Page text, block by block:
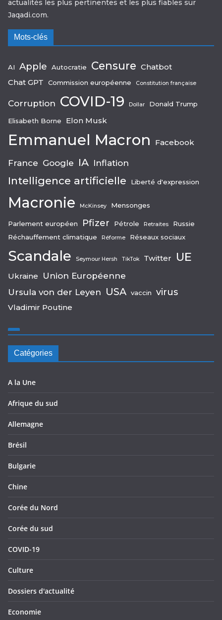
actualités les plus pertinentes et les plus fiables sur
Jaqadi.com.
Mots-clés
AI Apple Autocratie Censure Chatbot
Chat GPT
Commission européenne Constitution française
Corruption COVID-19 Dollar Donald Trump
Elisabeth Borne Elon Musk
Emmanuel Macron Facebook
France Google IA Inflation
Intelligence artificielle Liberté d'expression
Macronie McKinsey Mensonges
Parlement européen Pfizer Pétrole Retraites
Russie
Réchauffement climatique
Réforme Réseaux sociaux
Scandale Seymour Hersh TikTok Twitter UE
Ukraine
Union Européenne
Ursula von der Leyen USA vaccin virus
Vladimir Poutine
Catégories
A la Une
Afrique du sud
Allemagne
Brésil
Bulgarie
Chine
Corée du Nord
Corée du sud
COVID-19
Culture
Dossiers d'actualité
Economie